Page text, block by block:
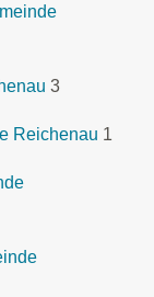
3
Reichenau 1